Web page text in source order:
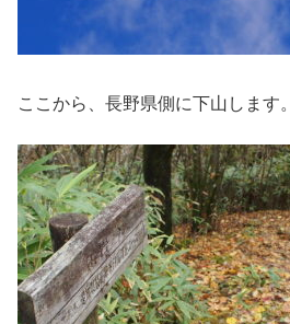
ここから、長野県側に下山します。